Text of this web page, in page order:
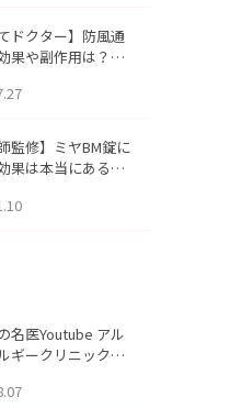
ドクター】防風通
果や副作用は？長
監修】ミヤBM錠に
果は本当にある
名医Youtube アル
ギークリニック札
由｜繰り返す人が